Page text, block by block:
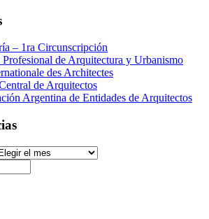
– 1ra Circunscripción
Profesional de Arquitectura y Urbanismo
des Architectes
de Arquitectos
Argentina de Entidades de Arquitectos